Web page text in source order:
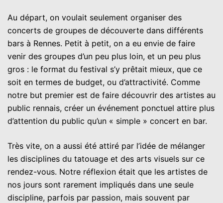
Au départ, on voulait seulement organiser des
concerts de groupes de découverte dans différents
bars à Rennes. Petit à petit, on a eu envie de faire
venir des groupes d’un peu plus loin, et un peu plus
gros : le format du festival s’y prêtait mieux, que ce
soit en termes de budget, ou d’attractivité. Comme
notre but premier est de faire découvrir des artistes au
public rennais, créer un événement ponctuel attire plus
d’attention du public qu’un « simple » concert en bar.
Très vite, on a aussi été attiré par l’idée de mélanger
les disciplines du tatouage et des arts visuels sur ce
rendez-vous. Notre réflexion était que les artistes de
nos jours sont rarement impliqués dans une seule
discipline, parfois par passion, mais souvent par